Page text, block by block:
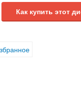
Как купить этот